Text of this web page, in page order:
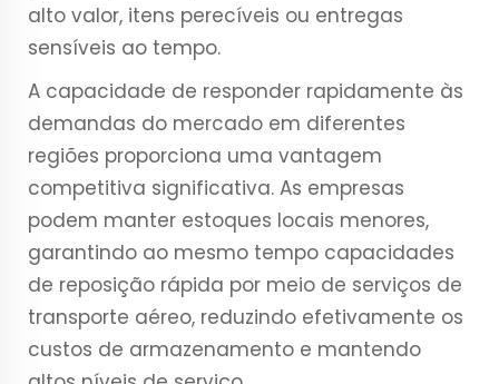
alto valor, itens perecíveis ou entregas
sensíveis ao tempo.
A capacidade de responder rapidamente às
demandas do mercado em diferentes
regiões proporciona uma vantagem
competitiva significativa. As empresas
podem manter estoques locais menores,
garantindo ao mesmo tempo capacidades
de reposição rápida por meio de serviços de
transporte aéreo, reduzindo efetivamente os
custos de armazenamento e mantendo